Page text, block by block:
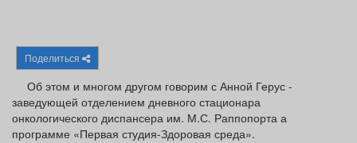
Поделиться
Об этом и многом другом говорим с Анной Герус -
заведующей отделением дневного стационара
онкологического диспансера им. М.С. Раппопорта а
программе «Первая студия-Здоровая среда».